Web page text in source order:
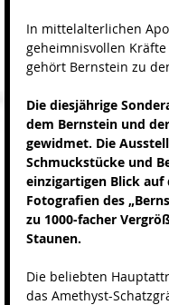
In mittelalterlichen
geheimnisvollen
gehört Bernstein zu
Die diesjährige
dem Bernstein und
gewidmet. Die
Schmuckstücke und
einzigartigen Blick
Fotografien des
zu 1000-facher
Staunen.
Die beliebten
das Amethyst-